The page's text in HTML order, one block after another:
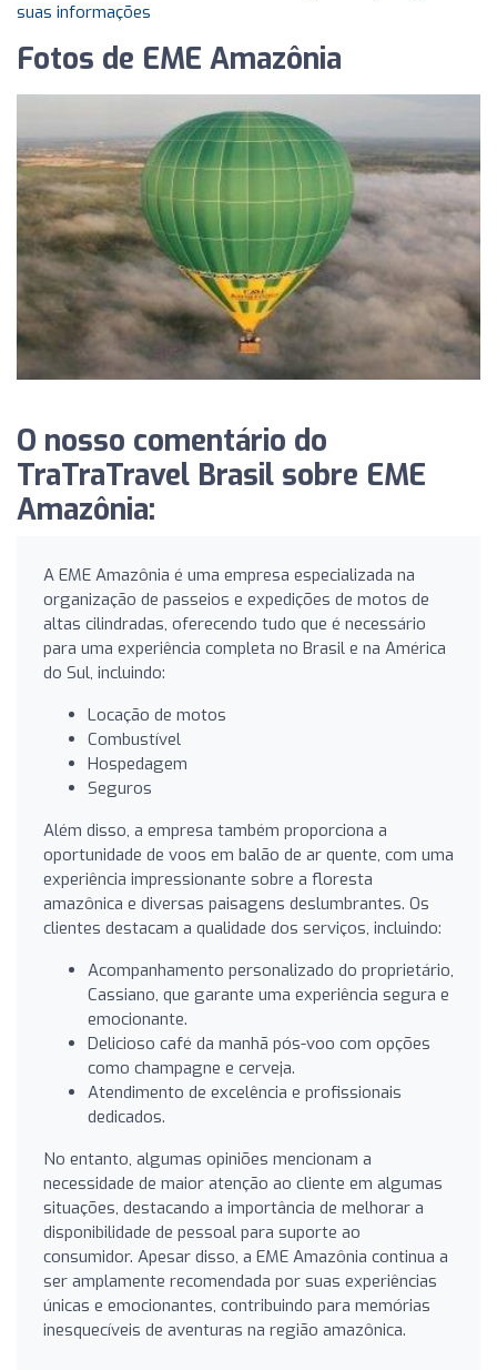
suas informações
Fotos de EME Amazônia
O nosso comentário do
TraTraTravel Brasil sobre EME
Amazônia:
A EME Amazônia é uma empresa especializada na
organização de passeios e expedições de motos de
altas cilindradas, oferecendo tudo que é necessário
para uma experiência completa no Brasil e na América
do Sul, incluindo:
Locação de motos
Combustível
Hospedagem
Seguros
Além disso, a empresa também proporciona a
oportunidade de voos em balão de ar quente, com uma
experiência impressionante sobre a floresta
amazônica e diversas paisagens deslumbrantes. Os
clientes destacam a qualidade dos serviços, incluindo:
Acompanhamento personalizado do proprietário,
Cassiano, que garante uma experiência segura e
emocionante.
Delicioso café da manhã pós-voo com opções
como champagne e cerveja.
Atendimento de excelência e profissionais
dedicados.
No entanto, algumas opiniões mencionam a
necessidade de maior atenção ao cliente em algumas
situações, destacando a importância de melhorar a
disponibilidade de pessoal para suporte ao
consumidor. Apesar disso, a EME Amazônia continua a
ser amplamente recomendada por suas experiências
únicas e emocionantes, contribuindo para memórias
inesquecíveis de aventuras na região amazônica.